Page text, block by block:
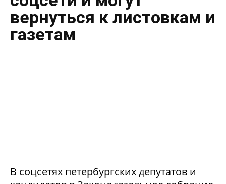
вернуться к листовкам и
газетам
В соцсетях петербургских депутатов и